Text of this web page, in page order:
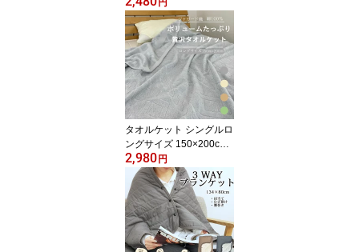
ルブランド認定 今治産
約44×65cm ホテル仕様
スレン染め 綿100％ 封筒
式 吸水性 速乾 タオル地
洗濯OK ナチュラル 一人
暮らし 色落ちしにくい
無地 高耐久 贈り物 プレ
ゼント 送料無料
円
タオルケット シングルロ
ングサイズ 150×200cm
綿100% ジャガード織り
重め ボリューム 秋冬 肌
寒い 吸湿 夏掛け 肌掛け
吸水 洗える パイルケッ
ト ブランケット 毛布 オ
ールシーズン おしゃれ
かわいい アウトドアリビ
2,980 円